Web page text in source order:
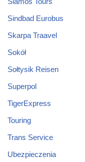
Sindbad Eurobus
Skarpa Traavel
Sokół
Sołtysik Reisen
Superpol
TigerExpress
Touring
Trans Service
Ubezpieczenia